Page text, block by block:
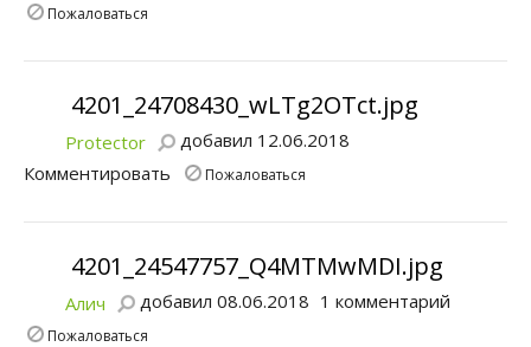
Пожаловаться
4201_24708430_wLTg2OTct.jpg
Protector
добавил 12.06.2018
Комментировать
Пожаловаться
4201_24547757_Q4MTMwMDI.jpg
Алич добавил 08.06.2018 1 комментарий
Пожаловаться